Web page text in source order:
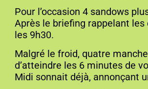
Pour l’occasion 4 sandows
Après le briefing rappelant
les 9h30.
Malgré le froid, quatre
d’atteindre les 6 minutes de
Midi sonnait déjà, annonçant